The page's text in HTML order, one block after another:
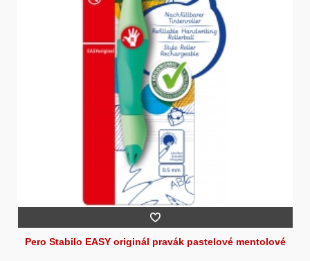
Pero Stabilo EASY originál pravák pastelové mentolové